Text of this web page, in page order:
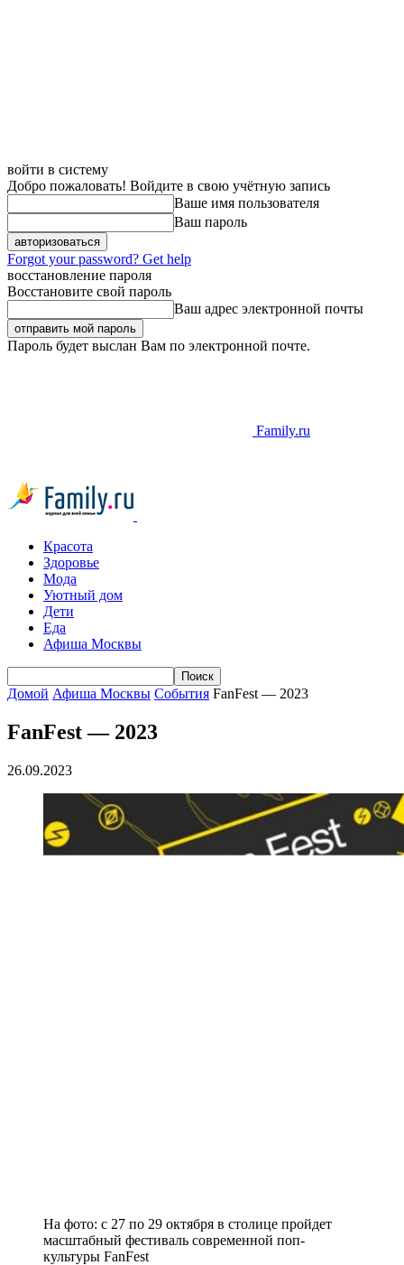
войти в систему
Добро пожаловать! Войдите в свою учётную запись
Ваше имя пользователя
Ваш пароль
Forgot your password? Get help
восстановление пароля
Восстановите свой пароль
Ваш адрес электронной почты
Пароль будет выслан Вам по электронной почте.
Family.ru
Красота
Здоровье
Мода
Уютный дом
Дети
Еда
Афиша Москвы
Домой Афиша Москвы События FanFest — 2023
FanFest — 2023
26.09.2023
На фото: с 27 по 29 октября в столице пройдет
масштабный фестиваль современной поп-
культуры FanFest